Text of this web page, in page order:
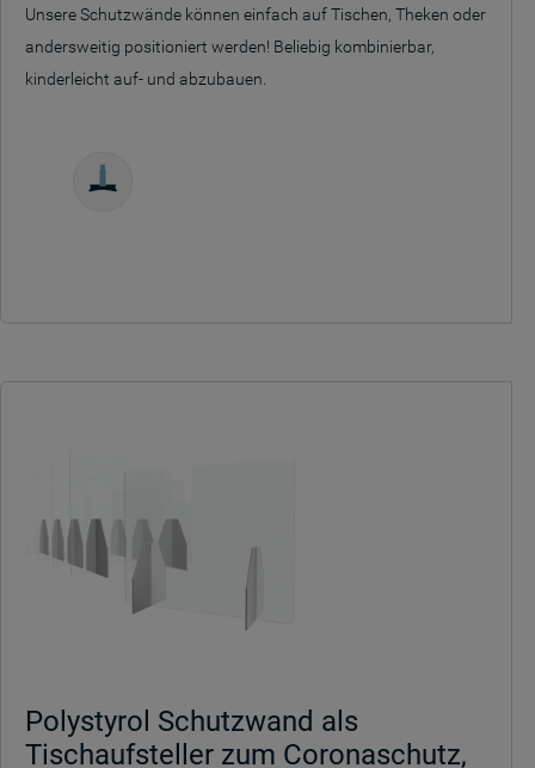
Unsere Schutzwände können einfach auf Tischen, Theken oder
andersweitig positioniert werden! Beliebig kombinierbar,
kinderleicht auf- und abzubauen.
Polystyrol Schutzwand als
Tischaufsteller zum Coronaschutz,